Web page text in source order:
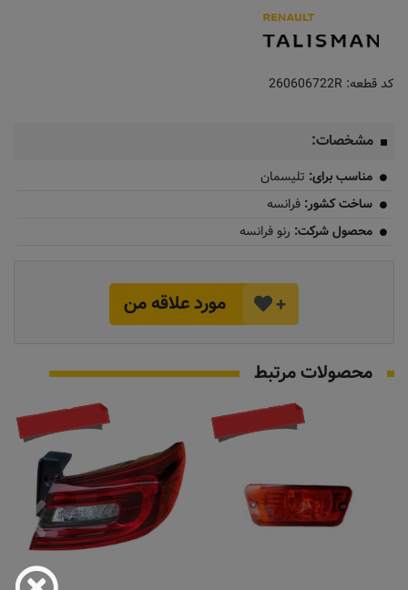
کد قطعه: 260606722R
مشخصات:
مناسب برای: تلیسمان
ساخت کشور: فرانسه
محصول شرکت: رنو فرانسه
+ مورد علاقه من
محصولات مرتبط
موجود نیست تماس بگیرید